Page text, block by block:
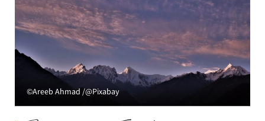
©Areeb Ahmad /@Pixabay